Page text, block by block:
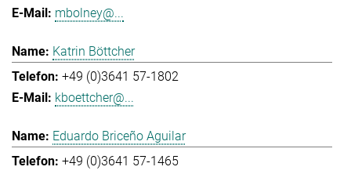
mbolney@...
Katrin Böttcher
+49 (0)3641 57-1802
kboettcher@...
Eduardo Briceño Aguilar
+49 (0)3641 57-1465